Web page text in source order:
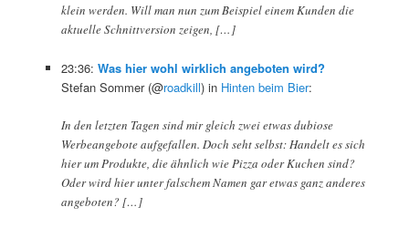
klein werden. Will man nun zum Beispiel einem Kunden die
aktuelle Schnittversion zeigen, […]
23:36: Was hier wohl wirklich angeboten wird?
Stefan Sommer (@roadkill) in Hinten beim Bier:
In den letzten Tagen sind mir gleich zwei etwas dubiose
Werbeangebote aufgefallen. Doch seht selbst: Handelt es sich
hier um Produkte, die ähnlich wie Pizza oder Kuchen sind?
Oder wird hier unter falschem Namen gar etwas ganz anderes
angeboten? […]